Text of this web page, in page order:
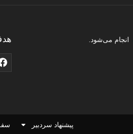
انجام می‌شود.
پیشنهاد سردبیر